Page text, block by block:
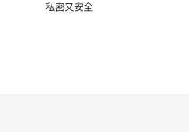
私密又安全